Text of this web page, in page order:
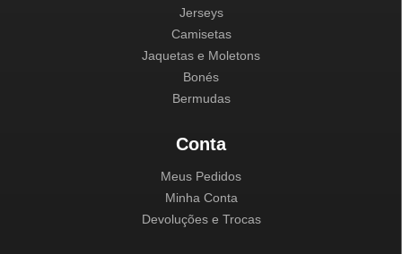
Jerseys
Camisetas
Jaquetas e Moletons
Bonés
Bermudas
Conta
Meus Pedidos
Minha Conta
Devoluções e Trocas